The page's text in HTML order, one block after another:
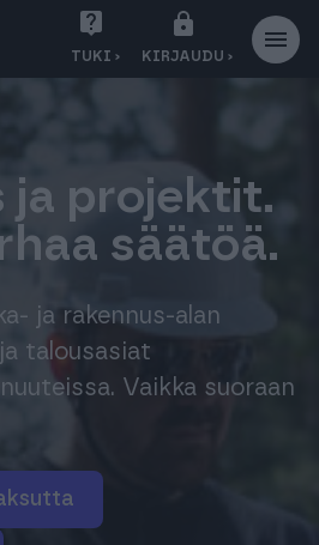
i
t
ö
TUKI › KIRJAUDU ›
ja projektit.
säätöä.
ja rakennus-alan
talousasiat
Vaikka suoraan